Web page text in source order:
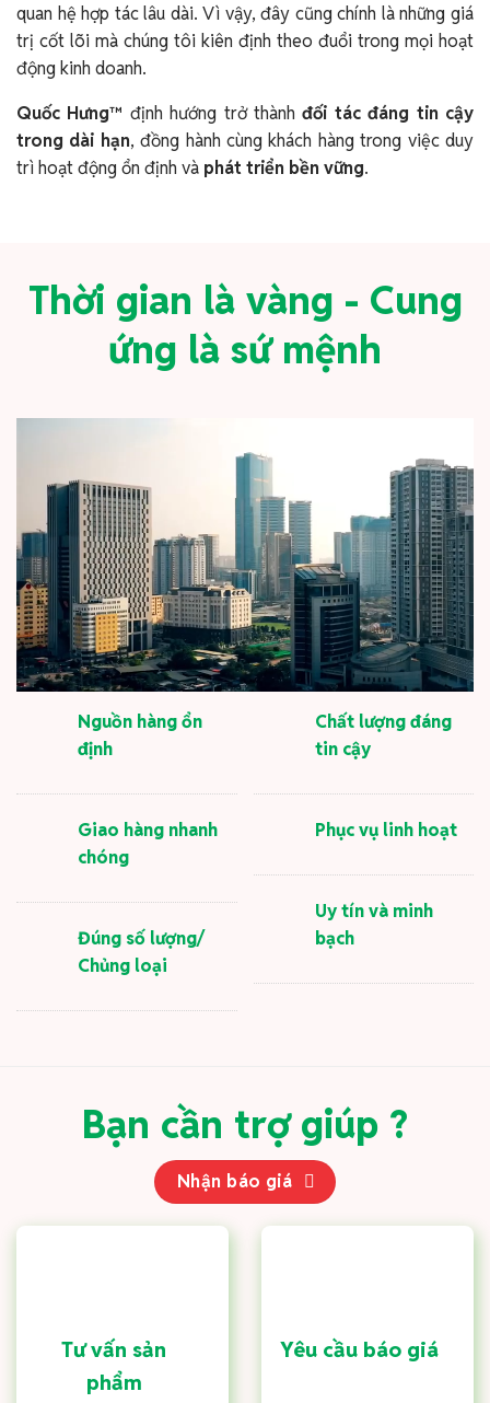
quan hệ hợp tác lâu dài. Vì vậy, đây cũng chính là những giá
trị cốt lõi mà chúng tôi kiên định theo đuổi trong mọi hoạt
động kinh doanh.
Quốc Hưng™ định hướng trở thànhđối tác đáng tin cậy
trong dài hạn, đồng hành cùng khách hàng trong việc duy
trì hoạt động ổn định và phát triển bền vững.
Thời gian là vàng - Cung
ứng là sứ mệnh
Nguồn hàng ổn
định
Giao hàng nhanh
chóng
Đúng số lượng/
Chủng loại
Chất lượng đáng
tin cậy
Phục vụ linh hoạt
Uy tín và minh
bạch
Bạn cần trợ giúp ?
Nhận báo giá
Tư vấn sản
phẩm
Yêu cầu báo giá